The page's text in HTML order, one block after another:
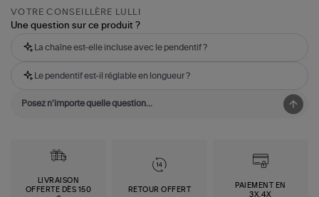
VOTRE CONSEILLÈRE LULLI
Une question sur ce produit ?
La chaîne est-elle incluse avec le pendentif ?
Le pendentif est-il réglable en longueur ?
LIVRAISON
OFFERTE DÈS 150
RETOUR OFFERT
PAIEMENT EN
3X,4X